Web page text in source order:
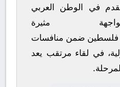
في الوطن العربي
مثيرة
فلسطين ضمن منافسات
، في لقاء مرتقب يعد